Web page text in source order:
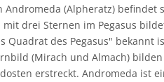
Andromeda (Alpheratz) befindet
drei Sternen im Pegasus
Quadrat des Pegasus" bekannt
(Mirach und Almach)
erstreckt. Andromeda ist